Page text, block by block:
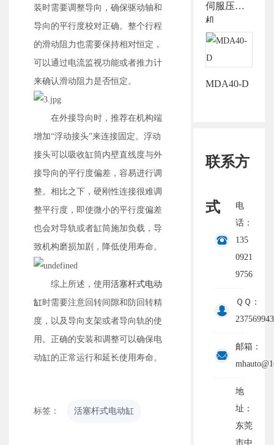
装时需要调整导向，确保驱动轴和
导向的平行度校对正确。整个行程
的滑动阻力也需要保持相对恒定，
可以通过电流监视功能或者推力计
来确认滑动阻力是否恒定。
在外接导向时，推荐在机构端
增加“浮动接头”来连接固定。浮动
接头可以吸收缸筒内壁直线度与外
接导向的平行度偏差，容易进行调
整。相比之下，硬刚性连接很难调
整平行度，即使微小的平行度偏差
也会对导轨或者缸筒施加负载，导
致机构磨损加剧，降低使用寿命。
综上所述，使用活塞杆式电动
缸时需要注意回转间隙和防回转精
度，以及导向支架或者导向轨的使
用。正确的安装和调整可以确保电
动缸的正常运行和延长使用寿命。
标签： 活塞杆式电动缸
伺服压力
机
MDA40-D
联系方
式
电
话：
135
0921
9756
ＱＱ：
邮箱：
地
址：
东莞
市中